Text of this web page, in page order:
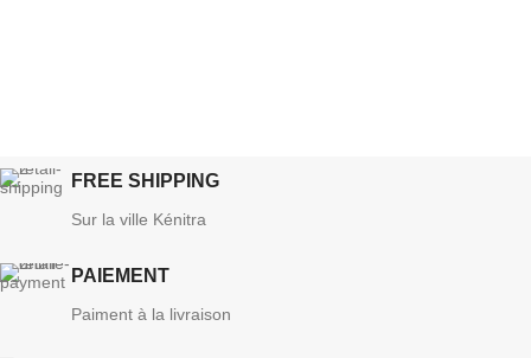
FREE SHIPPING
Sur la ville Kénitra
PAIEMENT
Paiment à la livraison